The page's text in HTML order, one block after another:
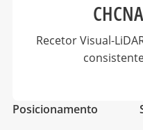
Recetor Visual-
Posicionamento